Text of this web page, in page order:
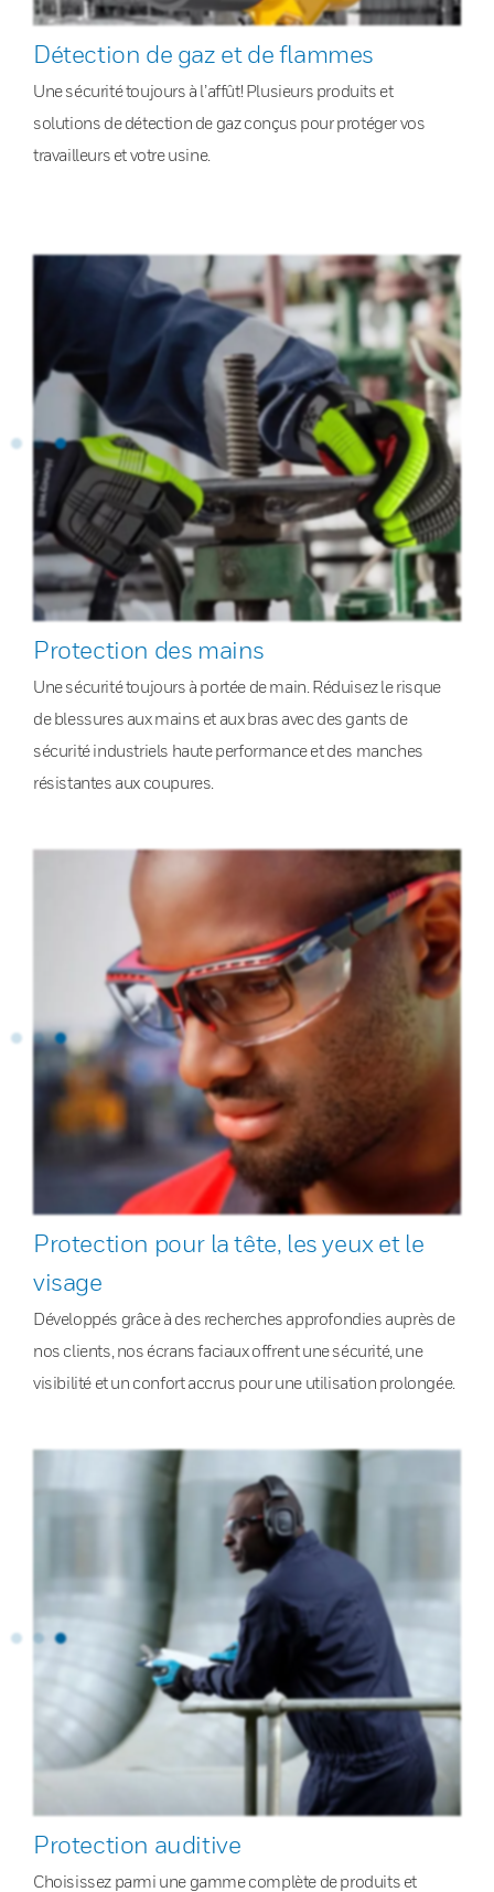
Détection de gaz et de flammes
Une sécurité toujours à l’affût! Plusieurs produits et
solutions de détection de gaz conçus pour protéger vos
travailleurs et votre usine.
Protection des mains
Une sécurité toujours à portée de main. Réduisez le risque
de blessures aux mains et aux bras avec des gants de
sécurité industriels haute performance et des manches
résistantes aux coupures.
Protection pour la tête, les yeux et le
visage
Développés grâce à des recherches approfondies auprès de
nos clients, nos écrans faciaux offrent une sécurité, une
visibilité et un confort accrus pour une utilisation prolongée.
Protection auditive
Choisissez parmi une gamme complète de produits et